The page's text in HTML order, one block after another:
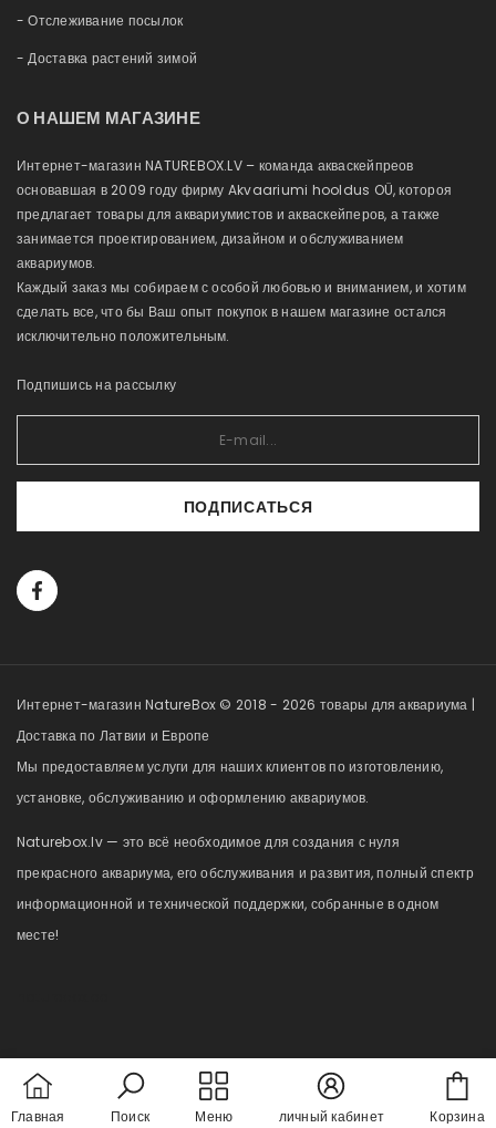
- Отслеживание посылок
- Доставка растений зимой
О НАШЕМ МАГАЗИНЕ
Интернет-магазин NATUREBOX.LV – команда акваскейпреов
основавшая в 2009 году фирму Akvaariumi hooldus OÜ, котороя
предлагает товары для аквариумистов и акваскейперов, а также
занимается проектированием, дизайном и обслуживанием
аквариумов.
Каждый заказ мы собираем с особой любовью и вниманием, и хотим
сделать все, что бы Ваш опыт покупок в нашем магазине остался
исключительно положительным.
Подпишись на рассылку
ПОДПИСАТЬСЯ
Интернет-магазин NatureBox © 2018 - 2026 товары для аквариума |
Доставка по Латвии и Европе
Мы предоставляем услуги для наших клиентов по изготовлению,
установке, обслуживанию и оформлению аквариумов.
Naturebox.lv — это всё необходимое для создания с нуля
прекрасного аквариума, его обслуживания и развития, полный спектр
информационной и технической поддержки, собранные в одном
месте!
Главная Поиск Меню личный кабинет
Корзина